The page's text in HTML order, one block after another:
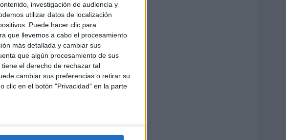
investigación de audiencia y
utilizar datos de localización
Puede hacer clic para
que llevemos a cabo el procesamiento
más detallada y cambiar sus
que algún procesamiento de sus
el derecho de rechazar tal
cambiar sus preferencias o retirar su
clic en el botón "Privacidad" en la parte
intereses
la verdad